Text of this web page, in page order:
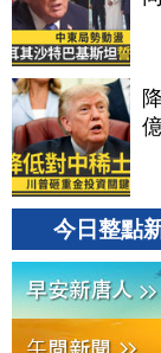
今日整點